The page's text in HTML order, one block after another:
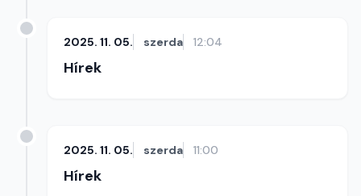
2025. 11. 05. szerda 12:04
Hírek
2025. 11. 05. szerda 11:00
Hírek